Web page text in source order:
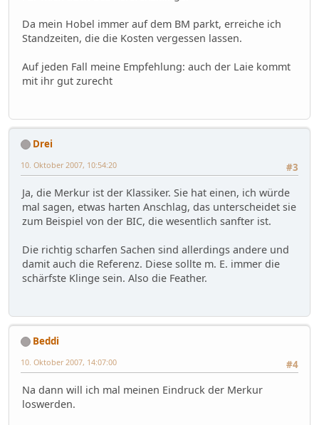
Da mein Hobel immer auf dem BM parkt, erreiche ich
Standzeiten, die die Kosten vergessen lassen.
Auf jeden Fall meine Empfehlung: auch der Laie kommt
mit ihr gut zurecht
Drei
#3
10. Oktober 2007, 10:54:20
Ja, die Merkur ist der Klassiker. Sie hat einen, ich würde
mal sagen, etwas harten Anschlag, das unterscheidet sie
zum Beispiel von der BIC, die wesentlich sanfter ist.
Die richtig scharfen Sachen sind allerdings andere und
damit auch die Referenz. Diese sollte m. E. immer die
schärfste Klinge sein. Also die Feather.
Beddi
#4
10. Oktober 2007, 14:07:00
Na dann will ich mal meinen Eindruck der Merkur
loswerden.